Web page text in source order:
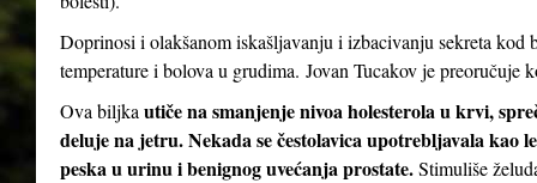
Doprinosi i olakšanom iskašljavanju i izbacivanju sekreta kod
temperature i bolova u grudima. Jovan Tucakov je preoručuje
Ova biljka utiče na smanjenje nivoa holesterola u krvi,
deluje na jetru. Nekada se čestolavica upotrebljavala kao
peska u urinu i benignog uvećanja prostate.Stimuliše